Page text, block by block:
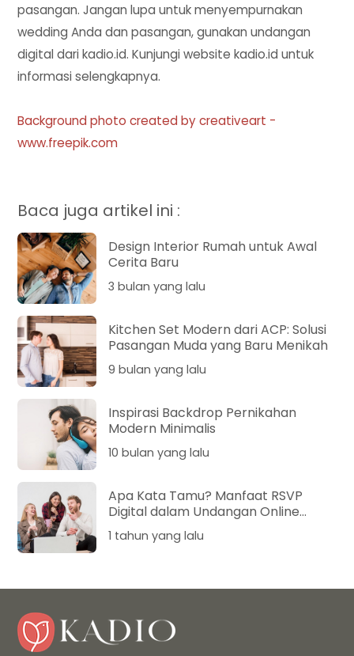
pasangan. Jangan lupa untuk menyempurnakan
wedding Anda dan pasangan, gunakan undangan
digital dari kadio.id. Kunjungi website kadio.id untuk
informasi selengkapnya.
Background photo created by creativeart -
www.freepik.com
Baca juga artikel ini :
Design Interior Rumah untuk Awal
Cerita Baru
3 bulan yang lalu
Kitchen Set Modern dari ACP: Solusi
Pasangan Muda yang Baru Menikah
9 bulan yang lalu
Inspirasi Backdrop Pernikahan
Modern Minimalis
10 bulan yang lalu
Apa Kata Tamu? Manfaat RSVP
Digital dalam Undangan Online
Pernikahan
1 tahun yang lalu